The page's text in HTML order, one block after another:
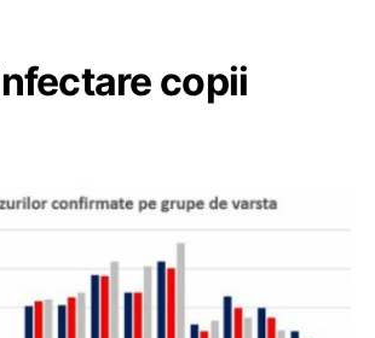
copii